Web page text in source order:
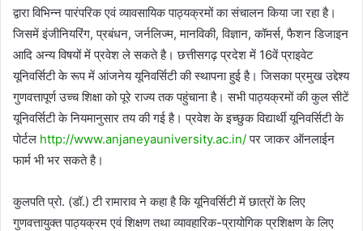
द्वारा विभिन्न पारंपरिक एवं व्यावसायिक पाठ्यक्रमों का संचालन किया जा रहा है।
जिसमें इंजीनियरिंग, प्रबंधन, जर्नलिज्म, मानविकी, विज्ञान, कॉमर्स, फैशन डिजाइन
आदि अन्य विषयों में प्रवेश ले सकते है। छत्तीसगढ़ प्रदेश में 16वें प्राइवेट
यूनिवर्सिटी के रूप में आंजनेय यूनिवर्सिटी की स्थापना हुई है। जिसका प्रमुख उद्देश्य
गुणवत्तापूर्ण उच्च शिक्षा को पूरे राज्य तक पहुंचाना है। सभी पाठ्यक्रमों की कुल सीटें
यूनिवर्सिटी के नियमानुसार तय की गई है। प्रवेश के इच्छुक विद्यार्थी यूनिवर्सिटी के
पोर्टल http://www.anjaneyauniversity.ac.in/पर जाकर ऑनलाईन
फार्म भी भर सकते है।
कुलपति प्रो. (डॉ.) टी रामाराव ने कहा है कि यूनिवर्सिटी में छात्रों के लिए
गुणवत्तायुक्त पाठ्यक्रम एवं शिक्षण तथा व्यावहारिक-प्रायोगिक प्रशिक्षण के लिए